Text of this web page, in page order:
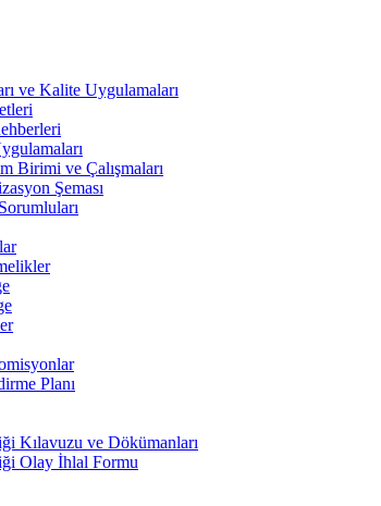
ve Kalite Uygulamaları
Birimi ve Çalışmaları
Şeması
Planı
Kılavuzu ve Dökümanları
Olay İhlal Formu